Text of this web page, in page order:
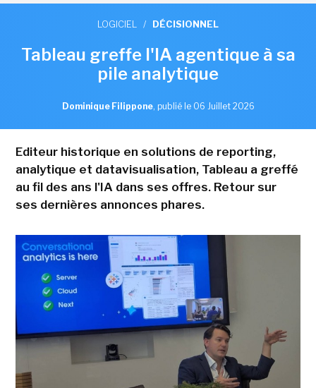
LOGICIEL / DÉCISIONNEL
Tableau greffe l'IA agentique à sa
pile analytique
Dominique Filippone, publié le 06 Juillet 2026
Editeur historique en solutions de reporting,
analytique et datavisualisation, Tableau a greffé
au fil des ans l'IA dans ses offres. Retour sur
ses dernières annonces phares.